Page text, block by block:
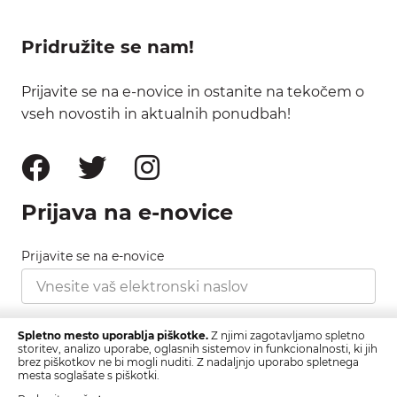
Pridružite se nam!
Prijavite se na e-novice in ostanite na tekočem o
vseh novostih in aktualnih ponudbah!
Prijava na e-novice
Prijavite se na e-novice
Strinjam se s pravilnikom zasebnosti, ki ga najdete
tukaj.
Spletno mesto uporablja piškotke. Z njimi zagotavljamo spletno
storitev, analizo uporabe, oglasnih sistemov in funkcionalnosti, ki jih
brez piškotkov ne bi mogli nuditi. Z nadaljnjo uporabo spletnega
mesta soglašate s piškotki.